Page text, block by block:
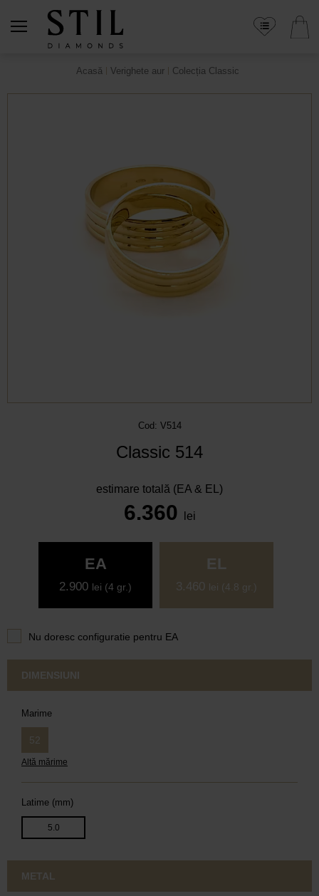
Acasă Verighete aur Colecția Classic
Cod: V514
Classic 514
EA
2.900 lei (4 gr.)
EL
3.460 lei (4.8 gr.)
estimare totală (EA & EL)
6.360 lei
Nu doresc configuratie pentru EA
DIMENSIUNI
Marime
52
Altă mărime
Latime (mm)
5.0
METAL